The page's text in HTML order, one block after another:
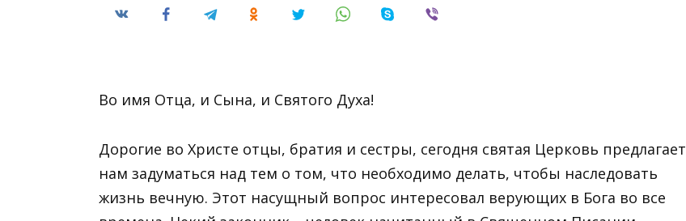
Во имя Отца, и Сына, и Святого Духа!
Дорогие во Христе отцы, братия и сестры, сегодня святая Церковь предлагает
нам задуматься над тем о том, что необходимо делать, чтобы наследовать
жизнь вечную. Этот насущный вопрос интересовал верующих в Бога во все